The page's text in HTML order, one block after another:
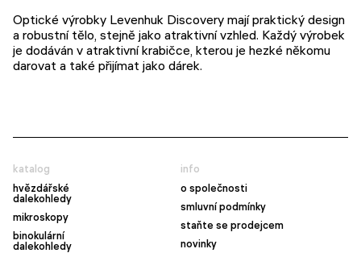
Optické výrobky Levenhuk Discovery mají praktický design
a robustní tělo, stejně jako atraktivní vzhled. Každý výrobek
je dodáván v atraktivní krabičce, kterou je hezké někomu
darovat a také přijímat jako dárek.
katalog
hvězdářské
dalekohledy
mikroskopy
binokulární
dalekohledy
info
o společnosti
smluvní podmínky
staňte se prodejcem
novinky